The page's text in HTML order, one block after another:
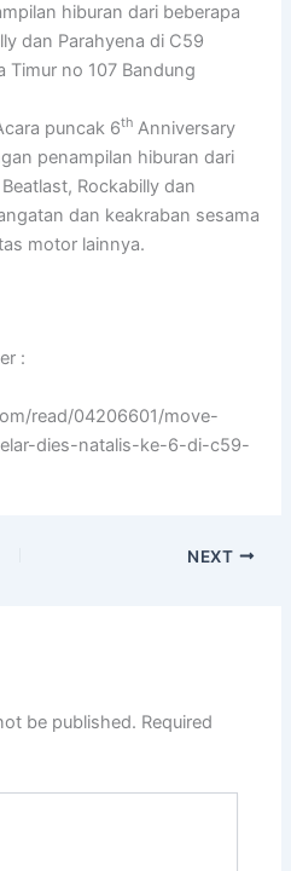
hiburan dari beberapa
dan Parahyena di C59
Timur no 107 Bandung
puncak 6th Anniversary
penampilan hiburan dari
Rockabilly dan
dan keakraban sesama
motor lainnya.
:
read/04206601/move-
dies-natalis-ke-6-di-c59-
NEXT
be published. Required